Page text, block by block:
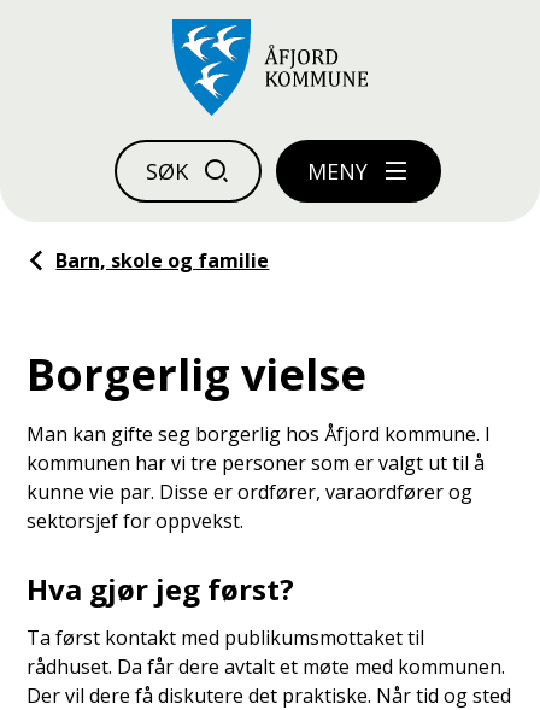
SØK MENY
Du er her:
Barn, skole og familie
Borgerlig vielse
Man kan gifte seg borgerlig hos Åfjord kommune. I
kommunen har vi tre personer som er valgt ut til å
kunne vie par. Disse er ordfører, varaordfører og
sektorsjef for oppvekst.
Hva gjør jeg først?
Ta først kontakt med publikumsmottaket til
rådhuset. Da får dere avtalt et møte med kommunen.
Der vil dere få diskutere det praktiske. Når tid og sted